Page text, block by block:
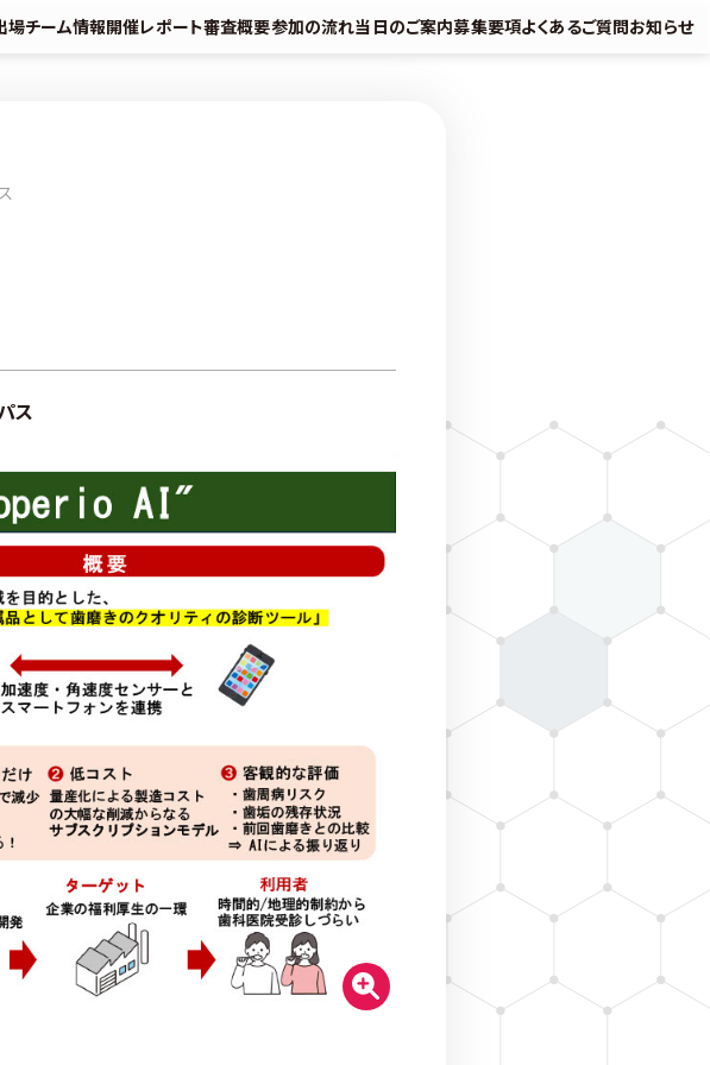
場チーム情報開催レポート審査概要参加の流れ当日のご案内募集要項よくあるご質問お知らせ
ス